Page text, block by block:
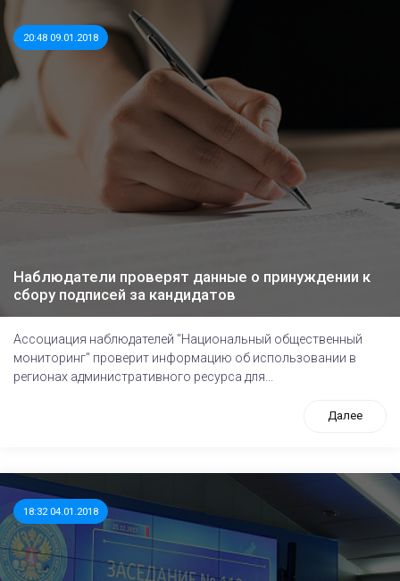
20:48 09.01.2018
Наблюдатели проверят данные о принуждении к
сбору подписей за кандидатов
Ассоциация наблюдателей "Национальный общественный
мониторинг" проверит информацию об использовании в
регионах административного ресурса для...
Далее
18:32 04.01.2018